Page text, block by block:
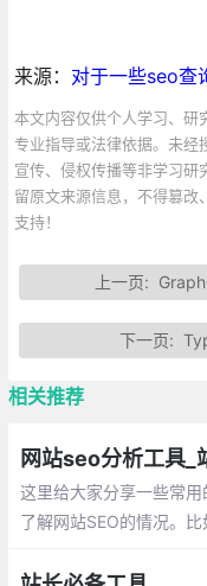
来源： 对于一些seo查
本文内容仅供个人学习、研
专业指导或法律依据。未经
宣传、侵权传播等非学习研
留原文来源信息，不得篡改
支持！
上一页:
下一页:
相关推荐
网站seo分析工具_
这里给大家分享一些常
了解网站SEO的情况。